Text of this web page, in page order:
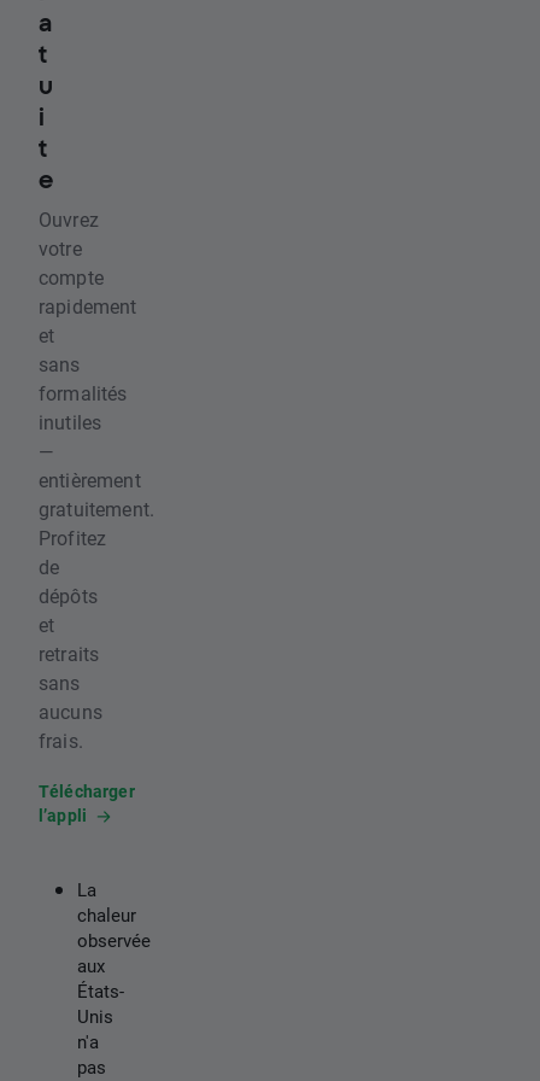
a
t
u
i
t
e
Ouvrez
votre
compte
rapidement
et
sans
formalités
inutiles
—
entièrement
gratuitement.
Profitez
de
dépôts
et
retraits
sans
aucuns
frais.
Télécharger
l’appli
La
chaleur
observée
aux
États-
Unis
n'a
pas